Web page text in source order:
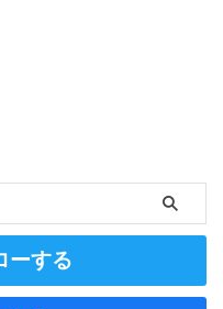
ーする